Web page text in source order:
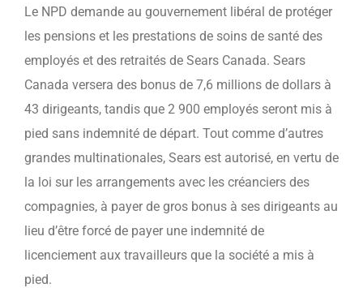
Le NPD demande au gouvernement libéral de protéger
les pensions et les prestations de soins de santé des
employés et des retraités de Sears Canada. Sears
Canada versera des bonus de 7,6 millions de dollars à
43 dirigeants, tandis que 2 900 employés seront mis à
pied sans indemnité de départ. Tout comme d’autres
grandes multinationales, Sears est autorisé, en vertu de
la loi sur les arrangements avec les créanciers des
compagnies, à payer de gros bonus à ses dirigeants au
lieu d’être forcé de payer une indemnité de
licenciement aux travailleurs que la société a mis à
pied.